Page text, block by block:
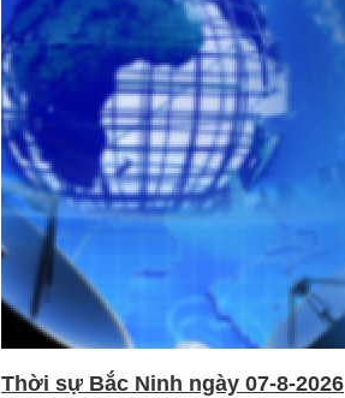
Thời sự Bắc Ninh ngày 07-8-2026